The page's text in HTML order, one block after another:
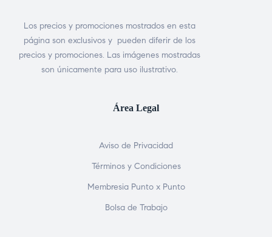
Los precios y promociones mostrados en esta
página son exclusivos y pueden diferir de los
precios y promociones. Las imágenes mostradas
son únicamente para uso ilustrativo.
Área Legal
Aviso de Privacidad
Términos y Condiciones
Membresia Punto x Punto
Bolsa de Trabajo